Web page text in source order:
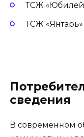
ТСЖ
ТСЖ «Янтарь»
сведения
В современном